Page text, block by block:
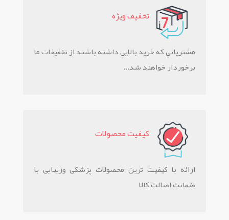
تخفيف ويژه
مشترياني که خريد بالايي داشته باشند از تخفيفات ما
برخوردار خواهند شد...
کيفيت محصولات
ارائه با کیفیت ترین محصولات پزشکی وزیبایی با
ضمانت اصالت کالا